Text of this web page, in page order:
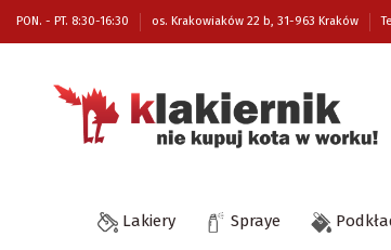
PON. - PT. 8:30-16:30 os. Krakowiaków 22 b, 31-963 Kraków
Lakiery Spraye